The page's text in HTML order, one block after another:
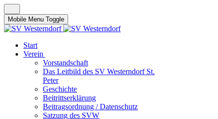
Mobile Menu Toggle
Start
Verein
Vorstandschaft
Das Leitbild des SV Westerndorf St.
Peter
Geschichte
Beitrittserklärung
Beitragsordnung / Datenschutz
Satzung des SVW